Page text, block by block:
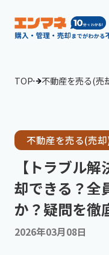
TOP 不動産を売る(売
不動産を売る(売
【トラブル
却できる？全
か？疑問を徹
2026年03月08日